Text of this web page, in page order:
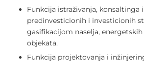
Funkcija istraživanja, konsaltinga
predinvesticionih i investicionih
gasifikacijom naselja,
objekata.
Funkcija projektovanja i